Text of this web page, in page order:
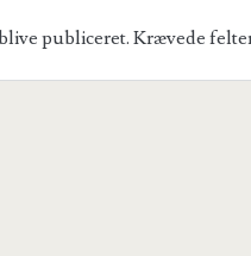
publiceret. Krævede